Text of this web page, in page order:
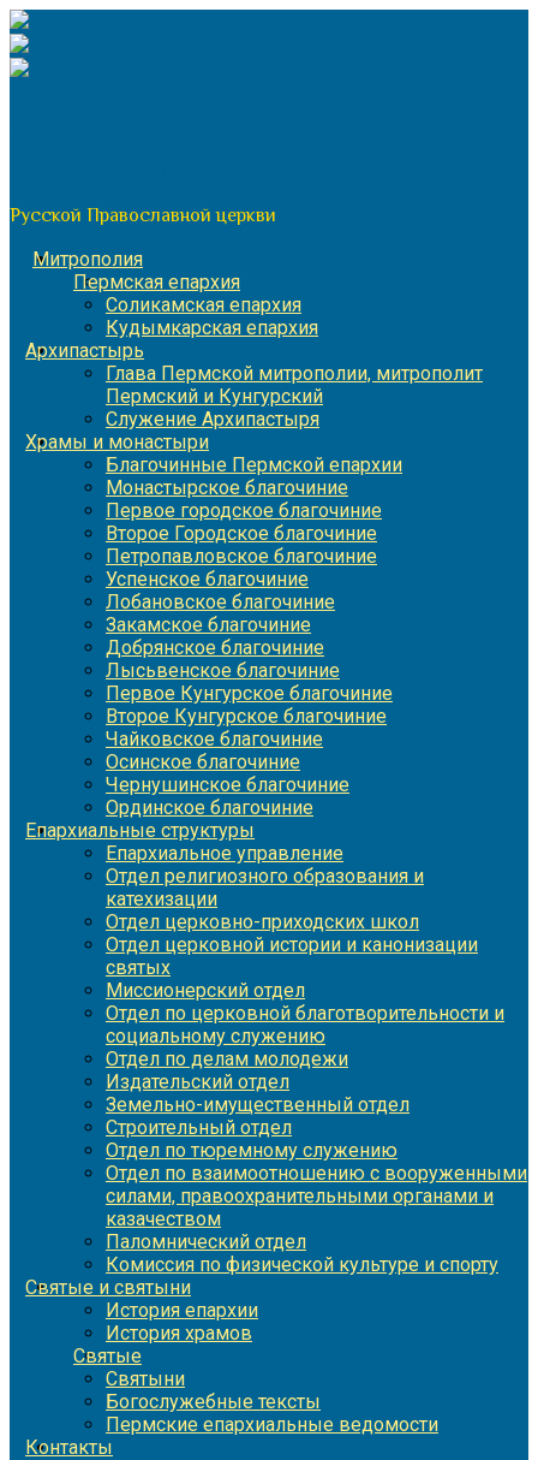
Перейти
к
содержимому
Русской Православной церкви
Митрополия
Пермская епархия
Соликамская епархия
Кудымкарская епархия
Архипастырь
Глава Пермской митрополии, митрополит
Пермский и Кунгурский
Служение Архипастыря
Храмы и монастыри
Благочинные Пермской епархии
Монастырское благочиние
Первое городское благочиние
Второе Городское благочиние
Петропавловское благочиние
Успенское благочиние
Лобановское благочиние
Закамское благочиние
Добрянское благочиние
Лысьвенское благочиние
Первое Кунгурское благочиние
Второе Кунгурское благочиние
Чайковское благочиние
Осинское благочиние
Чернушинское благочиние
Ординское благочиние
Епархиальные структуры
Епархиальное управление
Отдел религиозного образования и
катехизации
Отдел церковно-приходских школ
Отдел церковной истории и канонизации
святых
Миссионерский отдел
Отдел по церковной благотворительности и
социальному служению
Отдел по делам молодежи
Издательский отдел
Земельно-имущественный отдел
Строительный отдел
Отдел по тюремному служению
Отдел по взаимоотношению с вооруженными
силами, правоохранительными органами и
казачеством
Паломнический отдел
Комиссия по физической культуре и спорту
Святые и святыни
История епархии
История храмов
Святые
Святыни
Богослужебные тексты
Пермские епархиальные ведомости
Контакты